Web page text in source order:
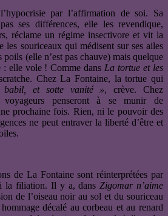
par l’affirmation de soi. Sa
ses différences, elle les revendique,
réclame un régime insectivore et vit la
les souriceaux qui médisent sur ses ailes
poils (elle n’est pas chauve) mais quelque
: elle vole ! Comme dansLa tortue et les
Chez La Fontaine, la tortue qui
babil, et sotte vanité », crève. Chez
voyageurs penseront à se munir de
prochaine fois. Rien, ni le pouvoir des
ne peut entraver la liberté d’être et
de La Fontaine sont réinterprétées par
la filiation. Il y a, dansZigomar n’aime
de l’oiseau noir au sol et du souriceau
décalé au corbeau et au renard